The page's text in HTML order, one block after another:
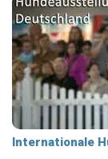
Internationale